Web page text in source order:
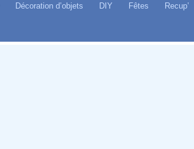
Décoration d’objets DIY Fêtes Recup’